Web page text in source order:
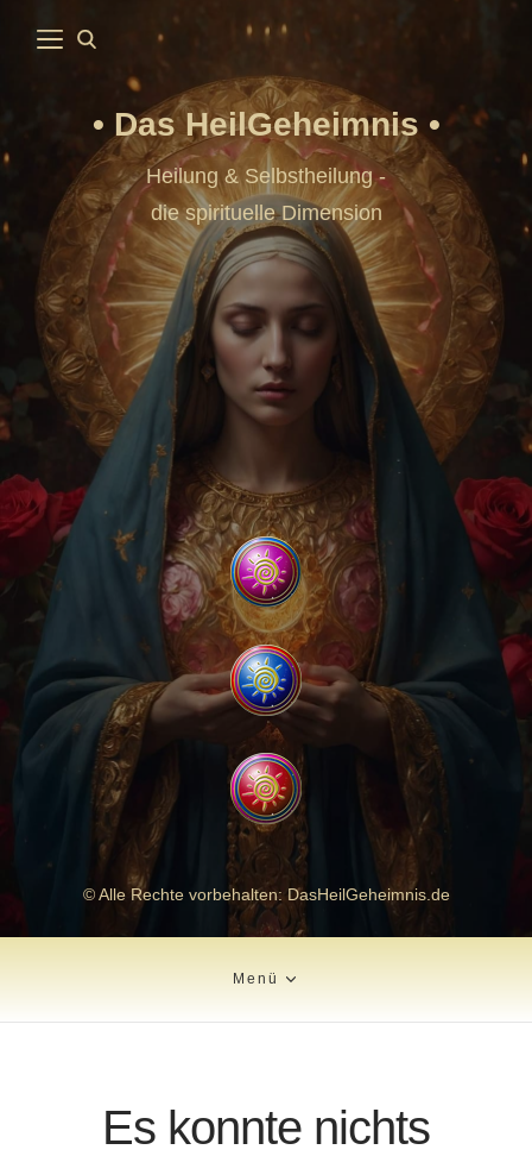
Das HeilGeheimnis
Heilung & Selbstheilung -
die spirituelle Dimension
© Alle Rechte vorbehalten: DasHeilGeheimnis.de
Menü
Es konnte nichts